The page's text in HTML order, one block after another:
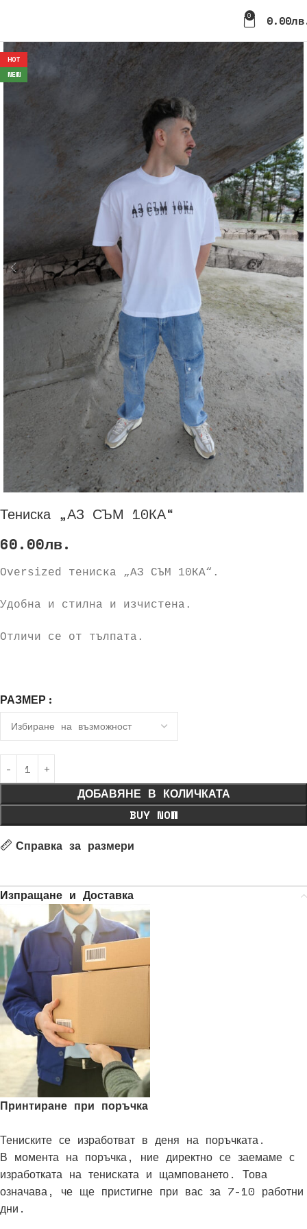
0 0.00
HOT
NEW
Тениска „АЗ СЪМ 10КА“
60.00лв.
Oversized тениска „АЗ СЪМ 10КА“.
Удобна и стилна и изчистена.
Отличи се от тълпата.
РАЗМЕР
ДОБАВЯНЕ В КОЛИЧКАТА
BUY NOW
Справка за размери
Изпращане и Доставка
Принтиране при поръчка
Тениските се изработват в деня на поръчката.
В момента на поръчка, ние директно се заемаме с
изработката на тениската и щамповането. Това
означава, че ще пристигне при вас за 7-10 работни
дни.